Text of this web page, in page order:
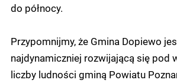
do północy.
Przypomnijmy, że Gmina Dopiewo
najdynamiczniej rozwijającą się pod
liczby ludności gminą Powiatu